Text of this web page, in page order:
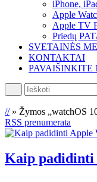
iPhone,
Apple
Apple TV
Priedų
SVETAINĖS
KONTAKTAI
PAVAIŠINKITE
Ieškoti
//» Žymos „watchOS
RSS prenumerata
Kaip padidinti